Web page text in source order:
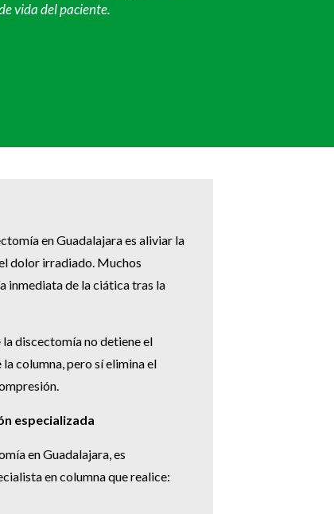
vida del paciente.
en Guadalajara es aliviar la
dolor irradiado. Muchos
inmediata de la ciática tras la
discectomía no detiene el
columna, pero sí elimina el
especializada
en Guadalajara, es
en columna que realice: